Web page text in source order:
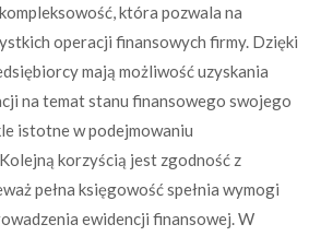
która pozwala na
operacji finansowych firmy. Dzięki
mają możliwość uzyskania
na temat stanu finansowego swojego
istotne w podejmowaniu
korzyścią jest zgodność z
pełna księgowość spełnia wymogi
ewidencji finansowej. W